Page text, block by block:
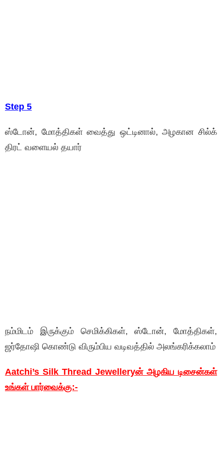
Step 5
ஸ்டோன், மோத்திகள் வைத்து ஒட்டினால், அழகான சில்க்
திரட் வளையல் தயார்
நம்மிடம் இருக்கும் செமிக்கிகள், ஸ்டோன், மோத்திகள்,
ஜர்தோஷி கொண்டு விரும்பிய வடிவத்தில் அலங்கரிக்கலாம்
Aatchi’s Silk Thread Jewelleryன் அழகிய டிசைன்கள்
உங்கள் பார்வைக்கு:-